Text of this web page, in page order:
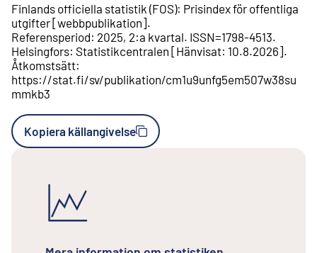
Finlands officiella statistik (FOS): Prisindex för offentliga
utgifter[webbpublikation].
Referensperiod: 2025, 2:a kvartal. ISSN=1798-4513.
Helsingfors: Statistikcentralen [Hänvisat: 10.8.2026].
Åtkomstsätt:
https://stat.fi/sv/publikation/cm1u9unfg5em507w38su
mmkb3
Kopiera källangivelse